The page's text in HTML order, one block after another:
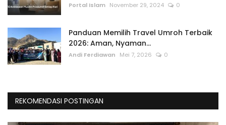
Portal Islam November 29, 2024 0
Panduan Memilih Travel Umroh Terbaik
2026: Aman, Nyaman...
Andi Ferdiawan Mei 7, 2026 0
REKOMENDASI POSTINGAN